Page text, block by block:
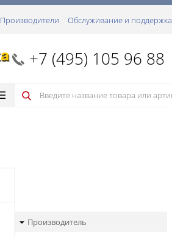
Производители Обслуживание и поддержка
+7 (495) 105 96 88
Производитель